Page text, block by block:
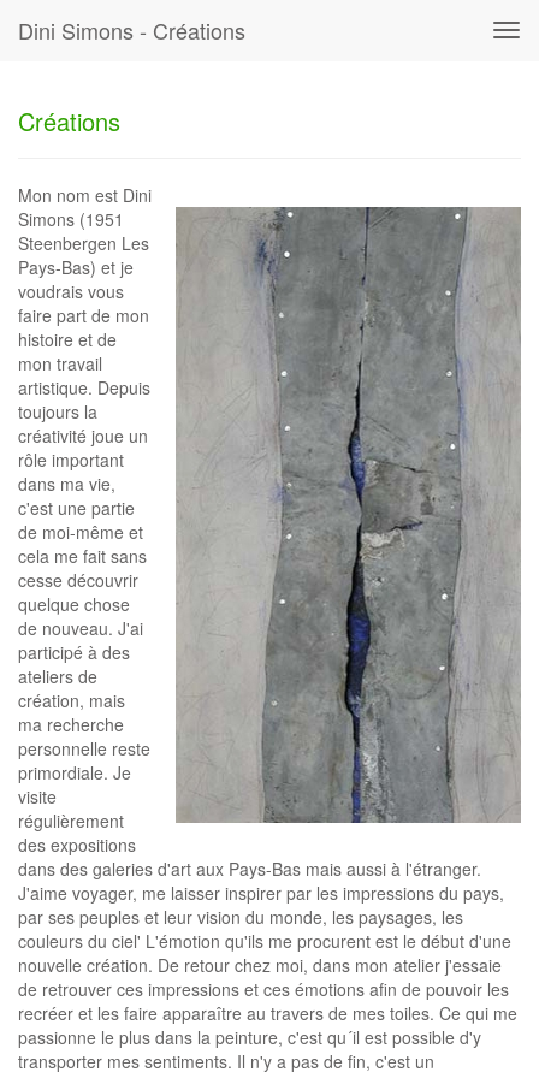
Dini Simons - Créations
Créations
Mon nom est Dini
Simons (1951
Steenbergen Les
Pays-Bas) et je
voudrais vous
faire part de mon
histoire et de
mon travail
artistique. Depuis
toujours la
créativité joue un
rôle important
dans ma vie,
c'est une partie
de moi-même et
cela me fait sans
cesse découvrir
quelque chose
de nouveau. J'ai
participé à des
ateliers de
création, mais
ma recherche
personnelle reste
primordiale. Je
visite
régulièrement
des expositions
dans des galeries d'art aux Pays-Bas mais aussi à l'étranger.
J'aime voyager, me laisser inspirer par les impressions du pays,
par ses peuples et leur vision du monde, les paysages, les
couleurs du ciel' L'émotion qu'ils me procurent est le début d'une
nouvelle création. De retour chez moi, dans mon atelier j'essaie
de retrouver ces impressions et ces émotions afin de pouvoir les
recréer et les faire apparaître au travers de mes toiles. Ce qui me
passionne le plus dans la peinture, c'est qu´il est possible d'y
transporter mes sentiments. Il n'y a pas de fin, c'est un